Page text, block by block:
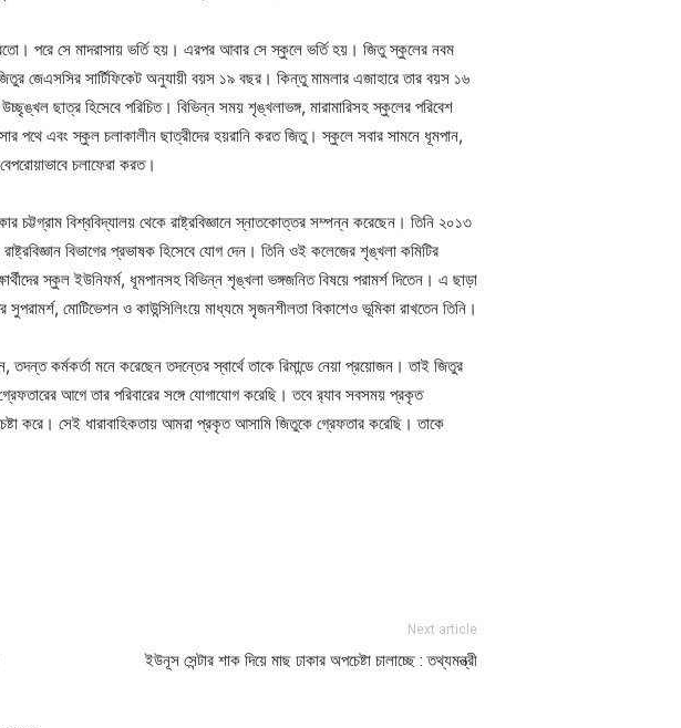
পরে সে মাদরাসায় ভর্তি হয়। এরপর আবার সে স্কুলে ভর্তি হয়। জিতু স্কুলের নবম
জেএসসির সার্টিফিকেট অনুযায়ী বয়স ১৯ বছর। কিন্তু মামলার এজাহারে তার বয়স ১৬
ছাত্র হিসেবে পরিচিত। বিভিন্ন সময় শৃঙ্খলাভঙ্গ, মারামারিসহ স্কুলের পরিবেশ
পথে এবং স্কুল চলাকালীন ছাত্রীদের হয়রানি করত জিতু। স্কুলে সবার সামনে ধূমপান,
চলাফেরা করত।
বিশ্ববিদ্যালয় থেকে রাষ্ট্রবিজ্ঞানে স্নাতকোত্তর সম্পন্ন করেছেন। তিনি ২০১৩
বিভাগের প্রভাষক হিসেবে যোগ দেন। তিনি ওই কলেজের শৃঙ্খলা কমিটির
স্কুল ইউনিফর্ম, ধূমপানসহ বিভিন্ন শৃঙ্খলা ভঙ্গজনিত বিষয়ে পরামর্শ দিতেন। এ ছাড়া
সুপরামর্শ, মোটিভেশন ও কাউন্সিলিংয়ে মাধ্যমে সৃজনশীলতা বিকাশেও ভূমিকা রাখতেন তিনি।
তদন্ত কর্মকর্তা মনে করেছেন তদন্তের স্বার্থে তাকে রিমান্ডে নেয়া প্রয়োজন। তাই জিতুর
আগে তার পরিবারের সঙ্গে যোগাযোগ করেছি। তবে র‌্যাব সবসময় প্রকৃত
করে। সেই ধারাবাহিকতায় আমরা প্রকৃত আসামি জিতুকে গ্রেফতার করেছি। তাকে
Next article
ইউনূস সেন্টার শাক দিয়ে মাছ ঢাকার অপচেষ্টা চালাচ্ছে : তথ্যমন্ত্রী